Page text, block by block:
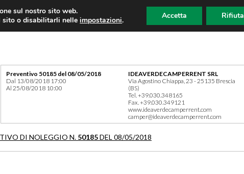
IDEAVERDECAMPERRENT SRL
Via Agostino Chiappa, 23 - 25135 Brescia
(BS)
Tel. +39.030.348165
Fax. +39.030.349121
www.ideaverdecamperrent.com
camper@ideaverdecamperrent.com
Preventivo 50185 del 08/05/2018
Dal 13/08/2018 17:00
Al 25/08/2018 10:00
DI NOLEGGIO N. 50185DEL 08/05/2018
sul nostro sito web.
sito o disabilitarli nelleimpostazioni. Accetta Rifiuta